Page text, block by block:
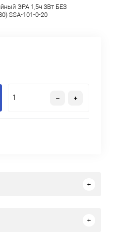
ЭРА 1,5ч 3Вт БЕЗ
SSA-101-0-20